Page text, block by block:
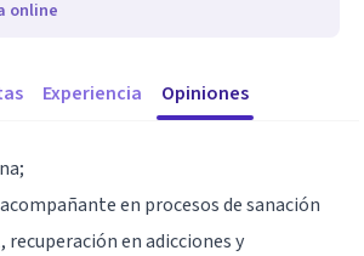
online
Experiencia Opiniones
en procesos de sanación
en adicciones y